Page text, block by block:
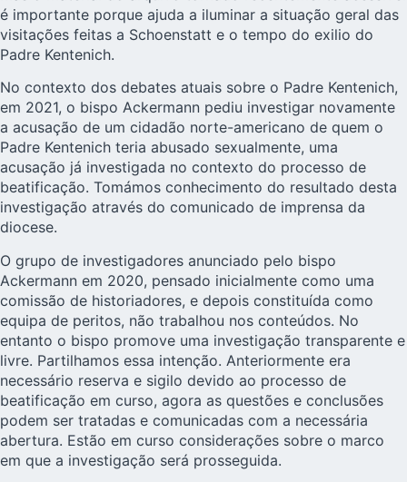
é importante porque ajuda a iluminar a situação geral das
visitações feitas a Schoenstatt e o tempo do exilio do
Padre Kentenich.
No contexto dos debates atuais sobre o Padre Kentenich,
em 2021, o bispo Ackermann pediu investigar novamente
a acusação de um cidadão norte-americano de quem o
Padre Kentenich teria abusado sexualmente, uma
acusação já investigada no contexto do processo de
beatificação. Tomámos conhecimento do resultado desta
investigação através do comunicado de imprensa da
diocese.
O grupo de investigadores anunciado pelo bispo
Ackermann em 2020, pensado inicialmente como uma
comissão de historiadores, e depois constituída como
equipa de peritos, não trabalhou nos conteúdos. No
entanto o bispo promove uma investigação transparente e
livre. Partilhamos essa intenção. Anteriormente era
necessário reserva e sigilo devido ao processo de
beatificação em curso, agora as questões e conclusões
podem ser tratadas e comunicadas com a necessária
abertura. Estão em curso considerações sobre o marco
em que a investigação será prosseguida.